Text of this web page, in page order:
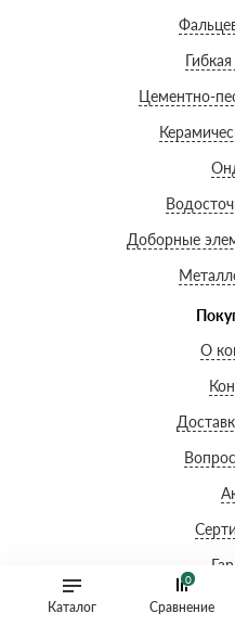
Каталог
0
Сравнение
Цементно-
Доборные
О